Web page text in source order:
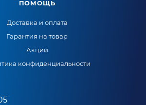
ПОМОЩЬ
Доставка и оплата
Гарантия на товар
Акции
конфиденциальности